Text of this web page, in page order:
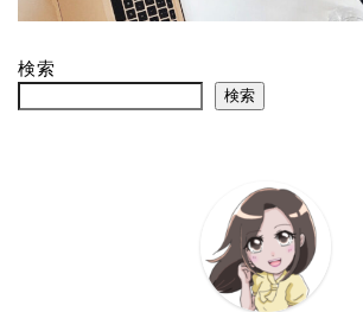
検索
検索